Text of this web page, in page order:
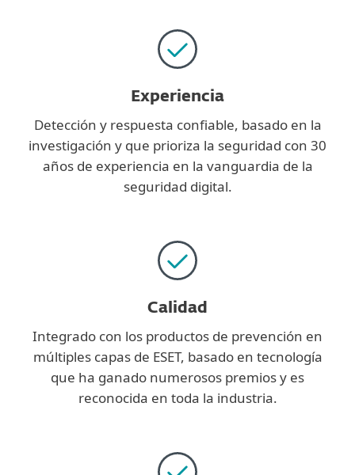
Experiencia
Detección y respuesta confiable, basado en la
investigación y que prioriza la seguridad con 30
años de experiencia en la vanguardia de la
seguridad digital.
Calidad
Integrado con los productos de prevención en
múltiples capas de ESET, basado en tecnología
que ha ganado numerosos premios y es
reconocida en toda la industria.